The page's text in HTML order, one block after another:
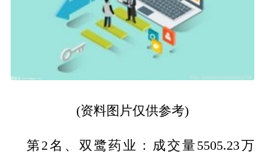
(资料图片仅供参考)
第2名、双鹭药业：成交量5505.23万